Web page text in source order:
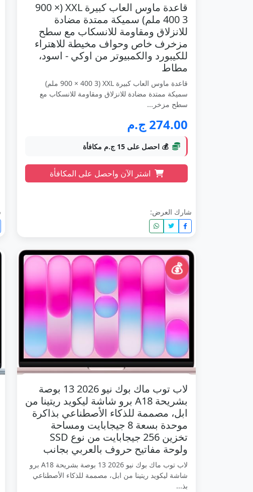
قاعدة ماوس العاب كبيرة XXL (900 ×
400 3 ملم) سميكة ممتدة مضادة
للانزلاق ومقاومة للانسكاب مع سطح
مزخرف خاص وحواف مخيطة للاهتراء
للكيبورد والكمبيوتر من اوكي - اسود،
مطاط
قاعدة ماوس العاب كبيرة XXL (900 × 400 3 ملم)
سميكة ممتدة مضادة للانزلاق ومقاومة للانسكاب مع
سطح مزخر...
274.00 ج.م
💰 احصل على 15 ج.م مكافأة
اشتر الآن واحصل على المكافأة
شارك العرض:
💰
لاب توب ماك بوك نيو 2026 13 بوصة
بشريحة A18 برو شاشة ليكويد ريتينا من
ابل، مصممة للذكاء الأصطناعي بذاكرة
موحدة بسعة 8 جيجابايت ومساحة
تخزين 256 جيجابايت من نوع SSD
ولوحة مفاتيح حروف بالعربي بجانب
لاب توب ماك بوك نيو 2026 13 بوصة بشريحة A18 برو
شاشة ليكويد ريتينا من ابل، مصممة للذكاء الأصطناعي
بذ...